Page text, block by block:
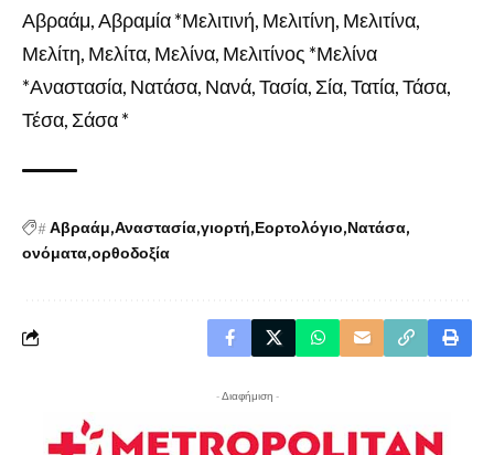
Αβραάμ, Αβραμία *Μελιτινή, Μελιτίνη, Μελιτίνα,
Μελίτη, Μελίτα, Μελίνα, Μελιτίνος *Μελίνα
*Αναστασία, Νατάσα, Νανά, Τασία, Σία, Τατία, Τάσα,
Τέσα, Σάσα *
#Αβραάμ Αναστασία γιορτή Εορτολόγιο Νατάσα
ονόματα ορθοδοξία
- Διαφήμιση -